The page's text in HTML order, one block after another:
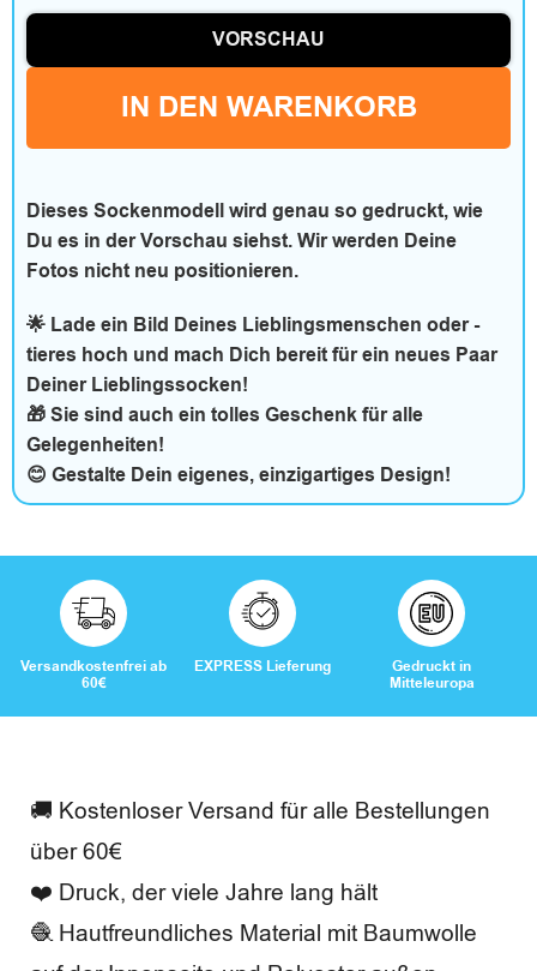
F
r
i
z
e
t
B
e
w
e
r
t
n
g
e
n
VORSCHAU
IN DEN WARENKORB
Dieses Sockenmodell wird genau so gedruckt, wie
Du es in der Vorschau siehst. Wir werden Deine
Fotos nicht neu positionieren.
🌟 Lade ein Bild Deines Lieblingsmenschen oder -
tieres hoch und mach Dich bereit für ein neues Paar
Deiner Lieblingssocken!
🎁 Sie sind auch ein tolles Geschenk für alle
Gelegenheiten!
😊 Gestalte Dein eigenes, einzigartiges Design!
Versandkostenfrei ab
60€
EXPRESS Lieferung
Gedruckt in
Mitteleuropa
🚚 Kostenloser Versand für alle Bestellungen
über 60€
❤️ Druck, der viele Jahre lang hält
🧶 Hautfreundliches Material mit Baumwolle